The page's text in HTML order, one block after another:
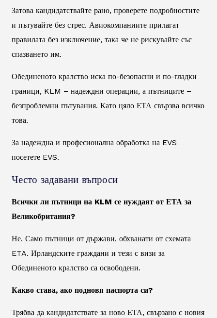
Затова кандидатствайте рано, проверете подробностите
и пътувайте без стрес. Авиокомпаниите прилагат
правилата без изключение, така че не рискувайте със
спазването им.
Обединеното кралство иска по-безопасни и по-гладки
граници, KLM – надеждни операции, а пътниците –
безпроблемни пътувания. Като цяло ЕТА свързва всичко
това.
За надеждна и професионална обработка на EVS
посетете EVS.
Често задавани въпроси
Всички ли пътници на KLM се нуждаят от ЕТА за
Великобритания?
Не. Само пътници от държави, обхванати от схемата
ETA. Ирландските граждани и тези с визи за
Обединеното кралство са освободени.
Какво става, ако подновя паспорта си?
Трябва да кандидатствате за ново ЕТА, свързано с новия